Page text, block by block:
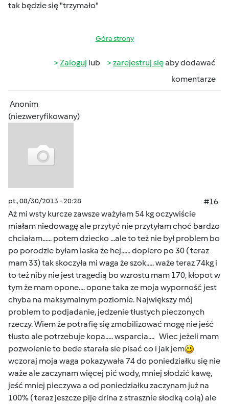
tak będzie się "trzymało"
Góra strony
Zaloguj lub zarejestruj sięaby dodawać
komentarze
Anonim
(niezweryfikowany)
pt., 08/30/2013 - 20:28
#16
Aż mi wsty kurcze zawsze ważyłam 54 kg oczywiście
miałam niedowagę ale przytyć nie przytyłam choć bardzo
chciałam...... potem dziecko ...ale to też nie był problem bo
po porodzie byłam laska że hej...... dopiero po 30 ( teraz
mam 33) tak skoczyła mi waga że szok..... waże teraz 74kg i
to też niby nie jest tragedią bo wzrostu mam 170, kłopot w
tym że mam opone.... opone taka ze moja wyporność jest
chyba na maksymalnym poziomie. Największy mój
problem to podjadanie, jedzenie tłustych pieczonych
rzeczy. Wiem że potrafię się zmobilizować mogę nie jeść
tłusto ale potrzebuje kopa..... wsparcia.... Wiec jeżeli mam
pozwolenie to bede starała sie pisać co i jak jem
wczoraj moja waga pokazywała 74 do poniedziałku się nie
waże ale zaczynam więcej pić wody, mniej słodzić kawę,
jeść mniej pieczywa a od poniedziałku zaczynam już na
100% ( teraz jeszcze pije drina z strasznie słodką colą) ale